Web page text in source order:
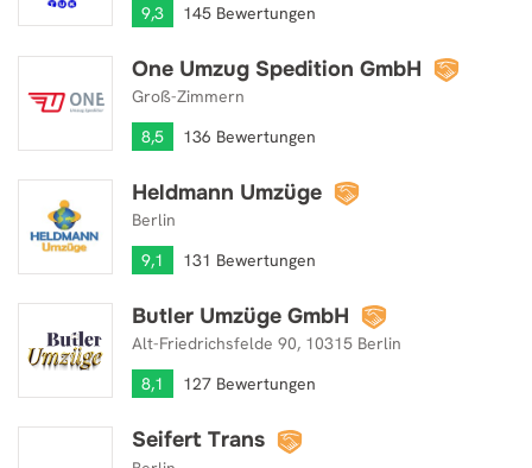
9,3
145 Bewertungen
One Umzug Spedition GmbH
Groß-Zimmern
8,5
136 Bewertungen
One Umzug Spedition GmbH
Heldmann Umzüge
Berlin
9,1
131 Bewertungen
Heldmann Umzüge
Butler Umzüge GmbH
Alt-Friedrichsfelde 90, 10315 Berlin
8,1
127 Bewertungen
Butler Umzüge GmbH
Seifert Trans